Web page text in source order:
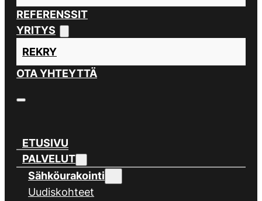
REFERENSSIT
YRITYS
REKRY
OTA YHTEYTTÄ
ETUSIVU
PALVELUT
Sähköurakointi
Uudiskohteet